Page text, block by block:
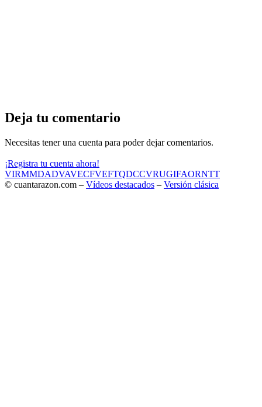
Deja tu comentario
Necesitas tener una cuenta para poder dejar comentarios.
¡Registra tu cuenta ahora!
VIRMMDADVAVECFVEFTQDCCVRUGIFAORNTT
© cuantarazon.com – Vídeos destacados – Versión clásica